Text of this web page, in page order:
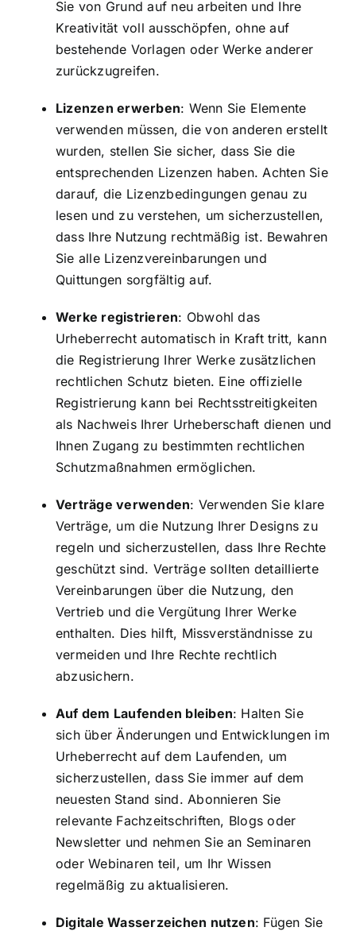
Sie von Grund auf neu arbeiten und Ihre
Kreativität voll ausschöpfen, ohne auf
bestehende Vorlagen oder Werke anderer
zurückzugreifen.
Lizenzen erwerben: Wenn Sie Elemente
verwenden müssen, die von anderen erstellt
wurden, stellen Sie sicher, dass Sie die
entsprechenden Lizenzen haben. Achten Sie
darauf, die Lizenzbedingungen genau zu
lesen und zu verstehen, um sicherzustellen,
dass Ihre Nutzung rechtmäßig ist. Bewahren
Sie alle Lizenzvereinbarungen und
Quittungen sorgfältig auf.
Werke registrieren: Obwohl das
Urheberrecht automatisch in Kraft tritt, kann
die Registrierung Ihrer Werke zusätzlichen
rechtlichen Schutz bieten. Eine offizielle
Registrierung kann bei Rechtsstreitigkeiten
als Nachweis Ihrer Urheberschaft dienen und
Ihnen Zugang zu bestimmten rechtlichen
Schutzmaßnahmen ermöglichen.
Verträge verwenden: Verwenden Sie klare
Verträge, um die Nutzung Ihrer Designs zu
regeln und sicherzustellen, dass Ihre Rechte
geschützt sind. Verträge sollten detaillierte
Vereinbarungen über die Nutzung, den
Vertrieb und die Vergütung Ihrer Werke
enthalten. Dies hilft, Missverständnisse zu
vermeiden und Ihre Rechte rechtlich
abzusichern.
Auf dem Laufenden bleiben: Halten Sie
sich über Änderungen und Entwicklungen im
Urheberrecht auf dem Laufenden, um
sicherzustellen, dass Sie immer auf dem
neuesten Stand sind. Abonnieren Sie
relevante Fachzeitschriften, Blogs oder
Newsletter und nehmen Sie an Seminaren
oder Webinaren teil, um Ihr Wissen
regelmäßig zu aktualisieren.
Digitale Wasserzeichen nutzen: Fügen Sie